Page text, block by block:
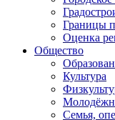
Границы
Оценка
Общество
Культура
Семья,